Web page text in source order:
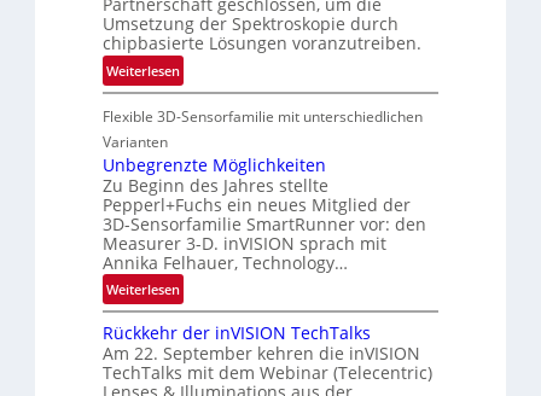
e
i
n
L
u
f
t
-
u
n
d
R
a
m
f
M
E
A
-
g
i
o
n
Umsetzung der Spektroskopie durch
chipbasierte Lösungen voranzutreiben.
Weiterlesen:
P
a
t
n
e
r
s
c
h
t
z
Flexible 3D-Sensorfamilie mit unterschiedlichen
Varianten
Unbegrenzte Möglichkeiten
Zu Beginn des Jahres stellte
Pepperl+Fuchs ein neues Mitglied der
3D-Sensorfamilie SmartRunner vor: den
Measurer 3-D. inVISION sprach mit
Annika Felhauer, Technology…
Weiterlesen:
U
n
b
e
Rückkehr der inVISION TechTalks
Am 22. September kehren die inVISION
TechTalks mit dem Webinar (Telecentric)